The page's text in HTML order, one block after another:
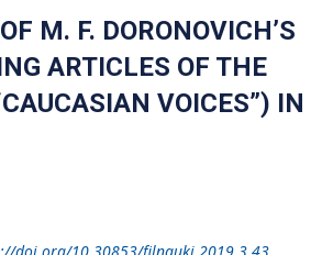
M. F. DORONOVICH’S
ARTICLES OF THE
VOICES”) IN